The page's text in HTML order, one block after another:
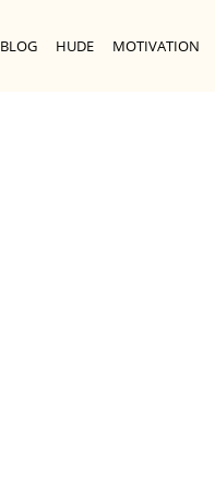
BLOG HUDE MOTIVATION